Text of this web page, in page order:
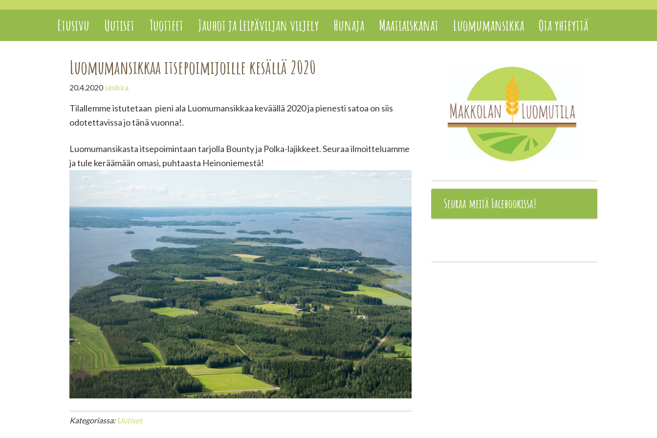
Etusivu Uutiset Tuotteet Jauhot ja Leipäviljan viljely Hunaja Maatiaiskanat Luomumansikka Ota yhteyttä
Luomumansikkaa itsepoimijoille kesällä 2020
20.4.2020sinikka
Tilallemme istutetaan pieni ala Luomumansikkaa keväällä 2020 ja pienesti satoa on siis
odotettavissa jo tänä vuonna!.
Luomumansikasta itsepoimintaan tarjolla Bounty ja Polka-lajikkeet. Seuraa ilmoitteluamme
ja tule keräämään omasi, puhtaasta Heinoniemestä!
Kategoriassa: Uutiset
Seuraa meitä Facebookissa!